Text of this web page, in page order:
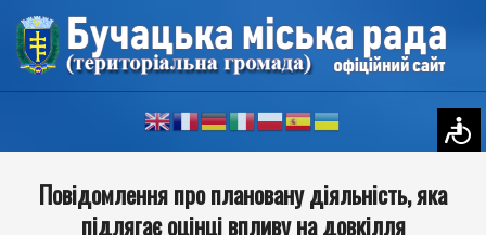
Skip
content
NavigationПовідомлення про плановану діяльність, яка
підлягає оцінці впливу на довкілля